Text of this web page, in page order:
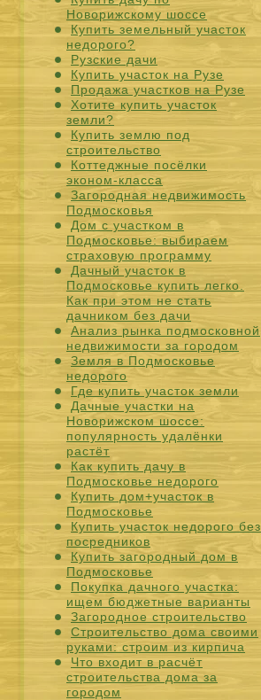
Новорижскому шоссе
Купить земельный участок
недорого?
Рузские дачи
Купить участок на Рузе
Продажа участков на Рузе
Хотите купить участок
земли?
Купить землю под
строительство
Коттеджные посёлки
эконом-класса
Загородная недвижимость
Подмосковья
Дом с участком в
Подмосковье: выбираем
страховую программу
Дачный участок в
Подмосковье купить легко.
Как при этом не стать
дачником без дачи
Анализ рынка подмосковной
недвижимости за городом
Земля в Подмосковье
недорого
Где купить участок земли
Дачные участки на
Новорижском шоссе:
популярность удалёнки
растёт
Как купить дачу в
Подмосковье недорого
Купить дом+участок в
Подмосковье
Купить участок недорого без
посредников
Купить загородный дом в
Подмосковье
Покупка дачного участка:
ищем бюджетные варианты
Загородное строительство
Строительство дома своими
руками: строим из кирпича
Что входит в расчёт
строительства дома за
городом